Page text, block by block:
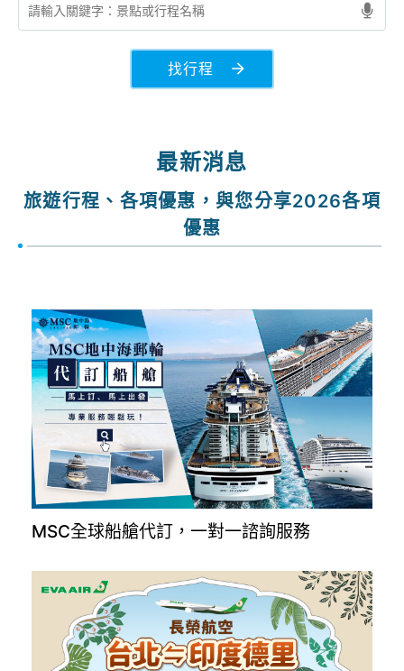
找行程
最新消息
旅遊行程、各項優惠，與您分享2026各項
優惠
MSC全球船艙代訂，一對一諮詢服務